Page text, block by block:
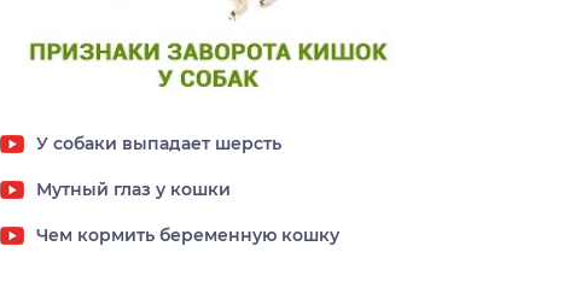
Заворот кишок у собак
У собаки выпадает шерсть
Мутный глаз у кошки
Чем кормить беременную кошку